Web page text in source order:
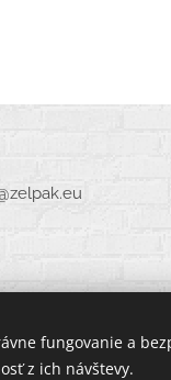
fungovanie a
z ich návštevy.